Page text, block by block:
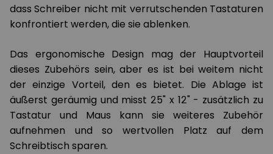
dass Schreiber nicht mit verrutschenden Tastaturen
konfrontiert werden, die sie ablenken.
Das ergonomische Design mag der Hauptvorteil
dieses Zubehörs sein, aber es ist bei weitem nicht
der einzige Vorteil, den es bietet. Die Ablage ist
äußerst geräumig und misst 25" x 12" - zusätzlich zu
Tastatur und Maus kann sie weiteres Zubehör
aufnehmen und so wertvollen Platz auf dem
Schreibtisch sparen.